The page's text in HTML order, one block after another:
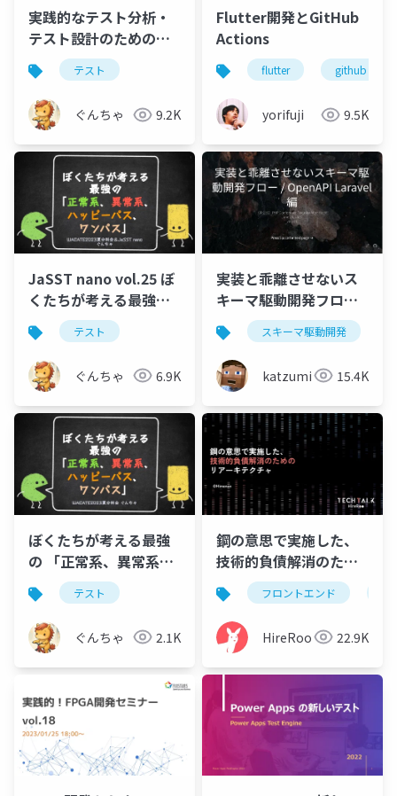
実践的なテスト分析・
テスト設計のための
TestDesignDoc
テスト
ぐんちゃ 9.2K
Flutter開発とGitHub
Actions
flutter github
yorifuji 9.5K
JaSST nano vol.25 ぼ
くたちが考える最強の
「正常系、異常系、 ハ
ッピーパス、ワンパ
ス」
テスト
ぐんちゃ 6.9K
実装と乖離させないス
キーマ駆動開発フロー /
OpenAPI Laravel編
スキーマ駆動開発
katzumi 15.4K
ぼくたちが考える最強
の 「正常系、異常系、
ハッピーパス、ワンパ
ス」分科会ワーク前
テスト
ぐんちゃ 2.1K
鋼の意思で実施した、
技術的負債解消のため
のリアーキテクチャ
フロントエンド
HireRoo 22.9K